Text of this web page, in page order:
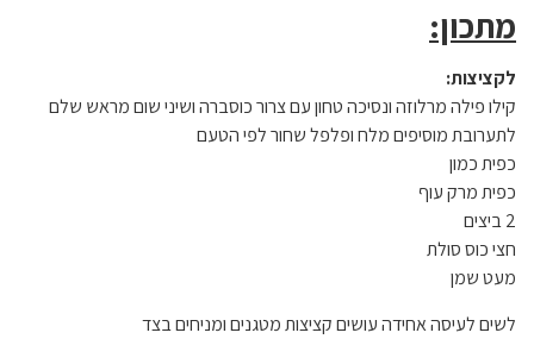
מתכון:
לקציצות:
קילו פילה מרלוזה ונסיכה טחון עם צרור כוסברה ושיני שום מראש שלם
לתערובת מוסיפים מלח ופלפל שחור לפי הטעם
כפית כמון
כפית מרק עוף
2 ביצים
חצי כוס סולת
מעט שמן
לשים לעיסה אחידה עושים קציצות מטגנים ומניחים בצד